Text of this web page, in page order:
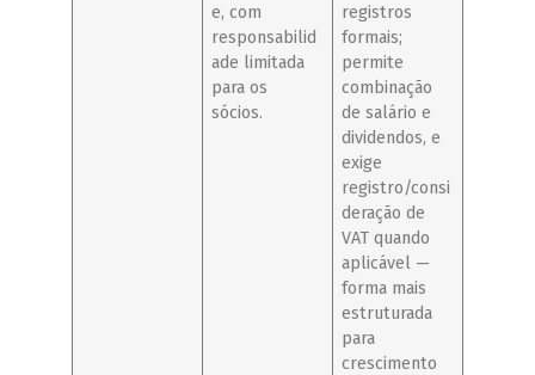
e, com
responsabilid
ade limitada
para os
sócios.
registros
formais;
permite
combinação
de salário e
dividendos, e
exige
registro/consi
deração de
VAT quando
aplicável —
forma mais
estruturada
para
crescimento